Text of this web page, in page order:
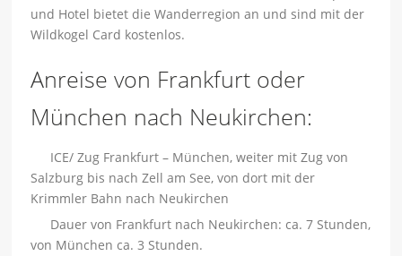
und Hotel bietet die Wanderregion an und sind mit der
Wildkogel Card kostenlos.
Anreise von Frankfurt oder
München nach Neukirchen:
ICE/ Zug Frankfurt – München, weiter mit Zug von
Salzburg bis nach Zell am See, von dort mit der
Krimmler Bahn nach Neukirchen
Dauer von Frankfurt nach Neukirchen: ca. 7 Stunden,
von München ca. 3 Stunden.